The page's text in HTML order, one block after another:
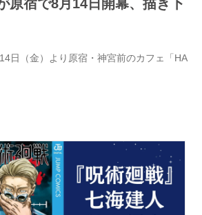
原宿で8月14日開幕、描き下
日（金）より原宿・神宮前のカフェ「HA